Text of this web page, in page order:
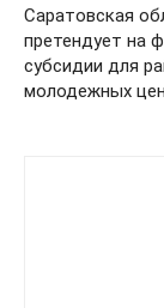
Саратовская
претендует на
субсидии для
молодежных